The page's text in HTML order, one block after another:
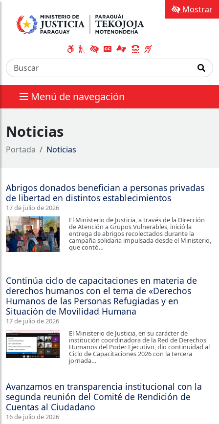
Menú de navegación
Mostrar
Noticias
Portada Noticias
Abrigos donados benefician a personas privadas
de libertad en distintos establecimientos
17 de julio de 2026
El Ministerio de Justicia, a través de la Dirección
de Atención a Grupos Vulnerables, inició la
entrega de abrigos recolectados durante la
campaña solidaria impulsada desde el Ministerio,
que contó…
Continúa ciclo de capacitaciones en materia de
derechos humanos con el tema de «Derechos
Humanos de las Personas Refugiadas y en
Situación de Movilidad Humana
17 de julio de 2026
El Ministerio de Justicia, en su carácter de
institución coordinadora de la Red de Derechos
Humanos del Poder Ejecutivo, dio continuidad al
Ciclo de Capacitaciones 2026 con la tercera
jornada…
Avanzamos en transparencia institucional con la
segunda reunión del Comité de Rendición de
Cuentas al Ciudadano
16 de julio de 2026